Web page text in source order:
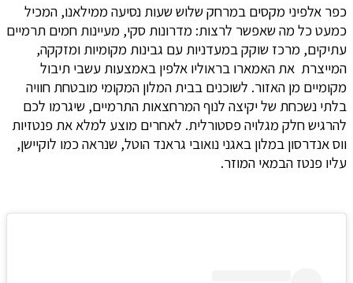
כפר אלפיני מקסים במרחק שלוש שעות נסיעה ממילאנו, המכיל
כמעט כל מה שאפשר לרצות: מדרונות סקי, מעיינות חמים תרמיים
עתיקים, מרכז שוקק במעדניות עם גבינות מקומיות ומזקקה,
המייצרת את האמארו בראוליו אלפין באמצעות עשבי תיבול
מקומיים מן האזור. לשוכנים בבית המלון המקומי מובטחת חוויה
בלתי נשכחת של יקיצה לנוף המרחצאות התרמיים, שיגרמו לכם
להרגיש חלק מגלויה פסטורלית. לאחרים מוצע למלא את פנטזיות
ווס אנדרסון במלון באגני נואובי גראנד הוטל, שנראה כמו לוקיישן,
עליו פנטז הבמאי המוזר.